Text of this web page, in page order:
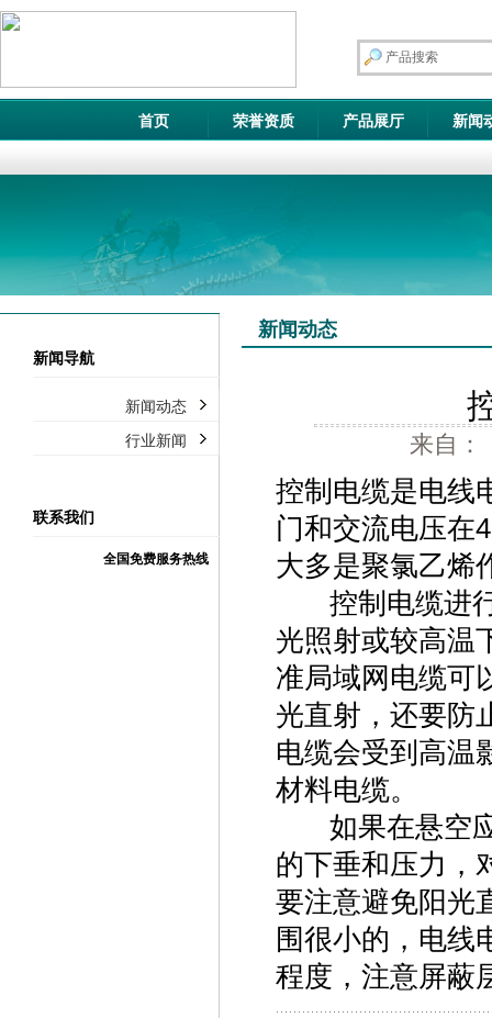
首页 荣誉资质 产品展厅 新闻
新闻导航
新闻动态
行业新闻
联系我们
全国免费服务热线
新闻动态
来自
控制电缆是电线
门和交流电压在
大多是聚氯乙烯
控制电缆进行
光照射或较高温
准局域网电缆可
光直射，还要防
电缆会受到高温
材料电缆。
如果在悬空应
的下垂和压力，
要注意避免阳光
围很小的，电线
程度，注意屏蔽